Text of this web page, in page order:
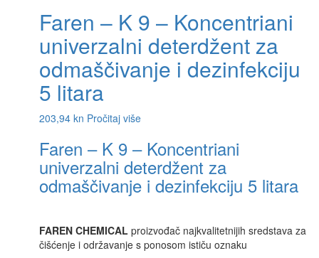
Faren – K 9 – Koncentriani
univerzalni deterdžent za
odmaščivanje i dezinfekciju
5 litara
203,94 kn Pročitaj više
Faren – K 9 – Koncentriani
univerzalni deterdžent za
odmaščivanje i dezinfekciju 5 litara
FAREN CHEMICAL proizvođač najkvalitetnijih sredstava za
čišćenje i održavanje s ponosom ističu oznaku